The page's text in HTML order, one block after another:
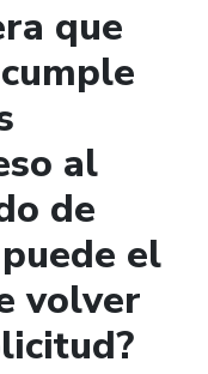
que
al
de
el
volver